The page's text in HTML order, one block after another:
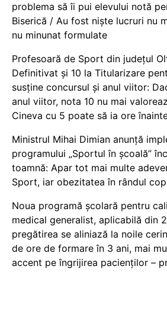
problema să îi pui elevului notă
Biserică / Au fost niște lucruri nu
nu minunat formulate
Profesoară de Sport din județul
Definitivat și 10 la Titularizare
susține concursul și anul viitor:
anul viitor, nota 10 nu mai
Cineva cu 5 poate să ia ore
Ministrul Mihai Dimian anunță
programului „Sportul în școală”
toamnă: Apar tot mai multe
Sport, iar obezitatea în rândul
Noua programă școlară pentru
medical generalist, aplicabilă din
pregătirea se aliniază la noile
de ore de formare în 3 ani, mai
accent pe îngrijirea pacienților –